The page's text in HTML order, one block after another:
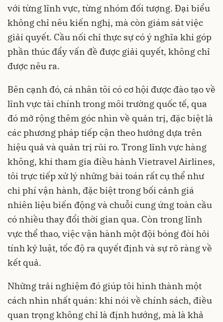
với từng lĩnh vực, từng nhóm đối tượng. Đại biểu
không chỉ nêu kiến nghị, mà còn giám sát việc
giải quyết. Cầu nối chỉ thực sự có ý nghĩa khi góp
phần thúc đẩy vấn đề được giải quyết, không chỉ
được nêu ra.
Bên cạnh đó, cá nhân tôi có cơ hội được đào tạo về
lĩnh vực tài chính trong môi trường quốc tế, qua
đó mở rộng thêm góc nhìn về quản trị, đặc biệt là
các phương pháp tiếp cận theo hướng dựa trên
hiệu quả và quản trị rủi ro. Trong lĩnh vực hàng
không, khi tham gia điều hành Vietravel Airlines,
tôi trực tiếp xử lý những bài toán rất cụ thể như
chi phí vận hành, đặc biệt trong bối cảnh giá
nhiên liệu biến động và chuỗi cung ứng toàn cầu
có nhiều thay đổi thời gian qua. Còn trong lĩnh
vực thể thao, việc vận hành một đội bóng đòi hỏi
tính kỷ luật, tốc độ ra quyết định và sự rõ ràng về
kết quả.
Những trải nghiệm đó giúp tôi hình thành một
cách nhìn nhất quán: khi nói về chính sách, điều
quan trọng không chỉ là định hướng, mà là khả